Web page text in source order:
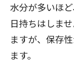
水分が多いほ
日持ちはしま
ますが、保存
ます。